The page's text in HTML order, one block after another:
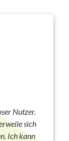
Nutzer.
sich
Ich kann